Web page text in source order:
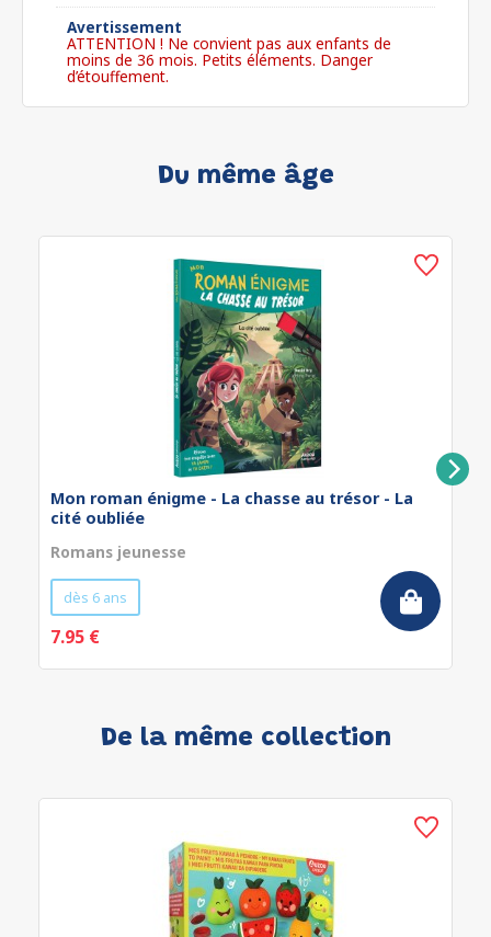
Avertissement
ATTENTION ! Ne convient pas aux enfants de
moins de 36 mois. Petits éléments. Danger
d’étouffement.
Du même âge
Mon roman énigme - La chasse au trésor - La
cité oubliée
Romans jeunesse
dès 6 ans
7.95 €
De la même collection